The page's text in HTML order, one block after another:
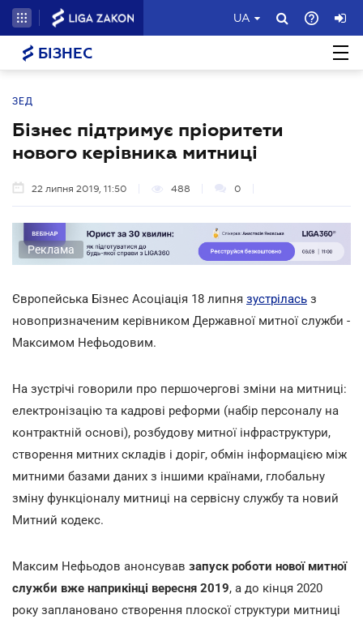
UA
БІЗНЕС
ЗЕД
Бізнес підтримує пріоритети
нового керівника митниці
22 липня 2019, 11:50 488 0
Реклама
Європейська Бізнес Асоціація 18 липня зустрілась з
новопризначеним керівником Державної митної служби -
Максимом Нефьодовим.
На зустрічі говорили про першочергові зміни на митниці:
електронізацію та кадрові реформи (набір персоналу на
контрактній основі), розбудову митної інфраструктури,
створення митних складів і доріг, обмін інформацією між
митними базами даних з іншими країнами, глобальну
зміну функціоналу митниці на сервісну службу та новий
Митний кодекс.
Максим Нефьодов анонсував запуск роботи нової митної
служби вже наприкінці вересня 2019, а до кінця 2020
року заплановано створення плоскої структури митниці